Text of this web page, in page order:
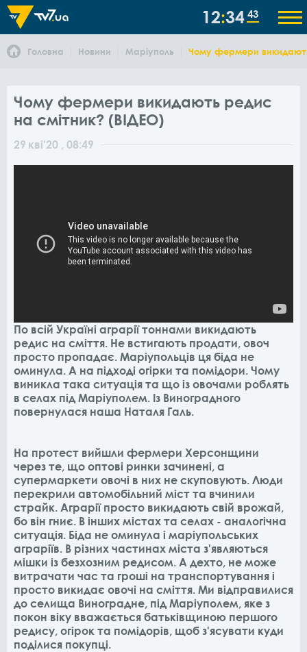
12 34 43
Головна Новини Маріуполь Чому фермери
Чому фермери викидають редис
на смітник? (ВІДЕО)
29 кві'20 , 08:49
По всій Україні аграрії тоннами викидають
редис на сміття. Не встигають продати, овоч
просто пропадає. Маріупольців ця біда не
оминула. А на підході огірки та помідори. Чому
виникла така ситуація та що із овочами роблять
в селах під Маріуполем. Із Виноградного
повернулася наша Наталя Галь.
На протест вийшли фермери Херсонщини
через те, що оптові ринки зачинені, а
супермаркети овочі в них не скуповують. Люди
перекрили автомобільний міст та вчинили
страйк. Аграрії просто викидають свій врожай,
бо він гниє. В інших містах та селах - аналогічна
ситуація. Біда не оминула і маріупольських
аграріїв. В різних частинах міста з'являються
мішки із безхозним редисом. А дехто, не може
витрачати час та гроші на транспортування і
просто викидає овочі на сміття. Ми відправилися
до селища Виноградне, під Маріуполем, яке з
покон віку вважається батьківщиною першого
редису, огірок та помідорів, щоб з'ясувати куди
поділися покупці.